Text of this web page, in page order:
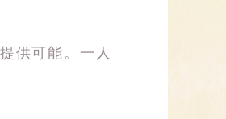
供可能。一人